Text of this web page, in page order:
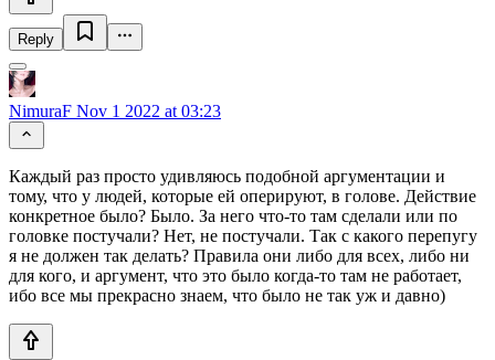
Reply
NimuraF Nov 1 2022 at 03:23
Каждый раз просто удивляюсь подобной аргументации и
тому, что у людей, которые ей оперируют, в голове. Действие
конкретное было? Было. За него что-то там сделали или по
головке постучали? Нет, не постучали. Так с какого перепугу
я не должен так делать? Правила они либо для всех, либо ни
для кого, и аргумент, что это было когда-то там не работает,
ибо все мы прекрасно знаем, что было не так уж и давно)